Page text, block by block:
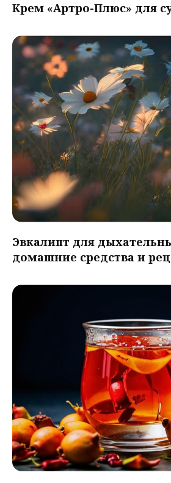
Крем «Артро-Плюс» для
Эвкалипт для
домашние средства и